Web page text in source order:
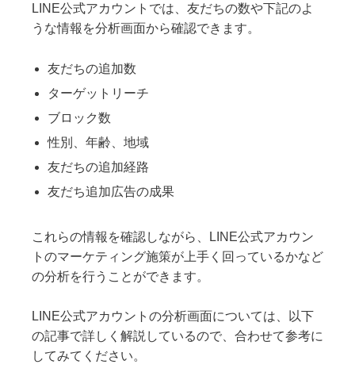
LINE公式アカウントでは、友だちの数や下記のよ
うな情報を分析画面から確認できます。
友だちの追加数
ターゲットリーチ
ブロック数
性別、年齢、地域
友だちの追加経路
友だち追加広告の成果
これらの情報を確認しながら、LINE公式アカウン
トのマーケティング施策が上手く回っているかなど
の分析を行うことができます。
LINE公式アカウントの分析画面については、以下
の記事で詳しく解説しているので、合わせて参考に
してみてください。